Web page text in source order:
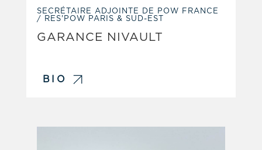
SECRÉTAIRE ADJOINTE DE POW FRANCE
/ RES'POW PARIS & SUD-EST
GARANCE NIVAULT
BIO